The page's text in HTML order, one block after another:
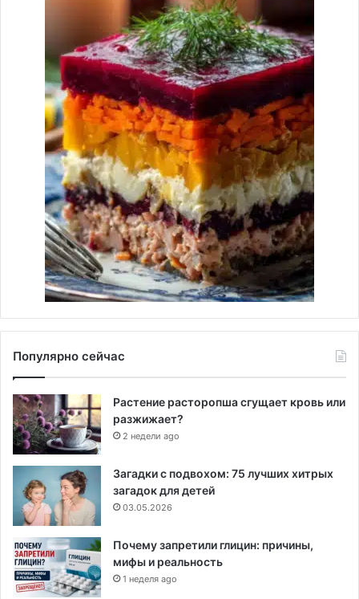
Популярно сейчас
Растение расторопша сгущает кровь или
разжижает?
2 недели ago
Загадки с подвохом: 75 лучших хитрых
загадок для детей
03.05.2026
Почему запретили глицин: причины,
мифы и реальность
1 неделя ago